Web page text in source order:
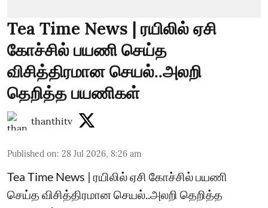
Tea Time News | ரயிலில் ஏசி
கோச்சில் பயணி செய்த
விசித்திரமான செயல்..அலறி
தெறித்த பயணிகள்
thanthitv
Published on: 28 Jul 2026, 8:26 am
Tea Time News | ரயிலில் ஏசி கோச்சில் பயணி
செய்த விசித்திரமான செயல்..அலறி தெறித்த